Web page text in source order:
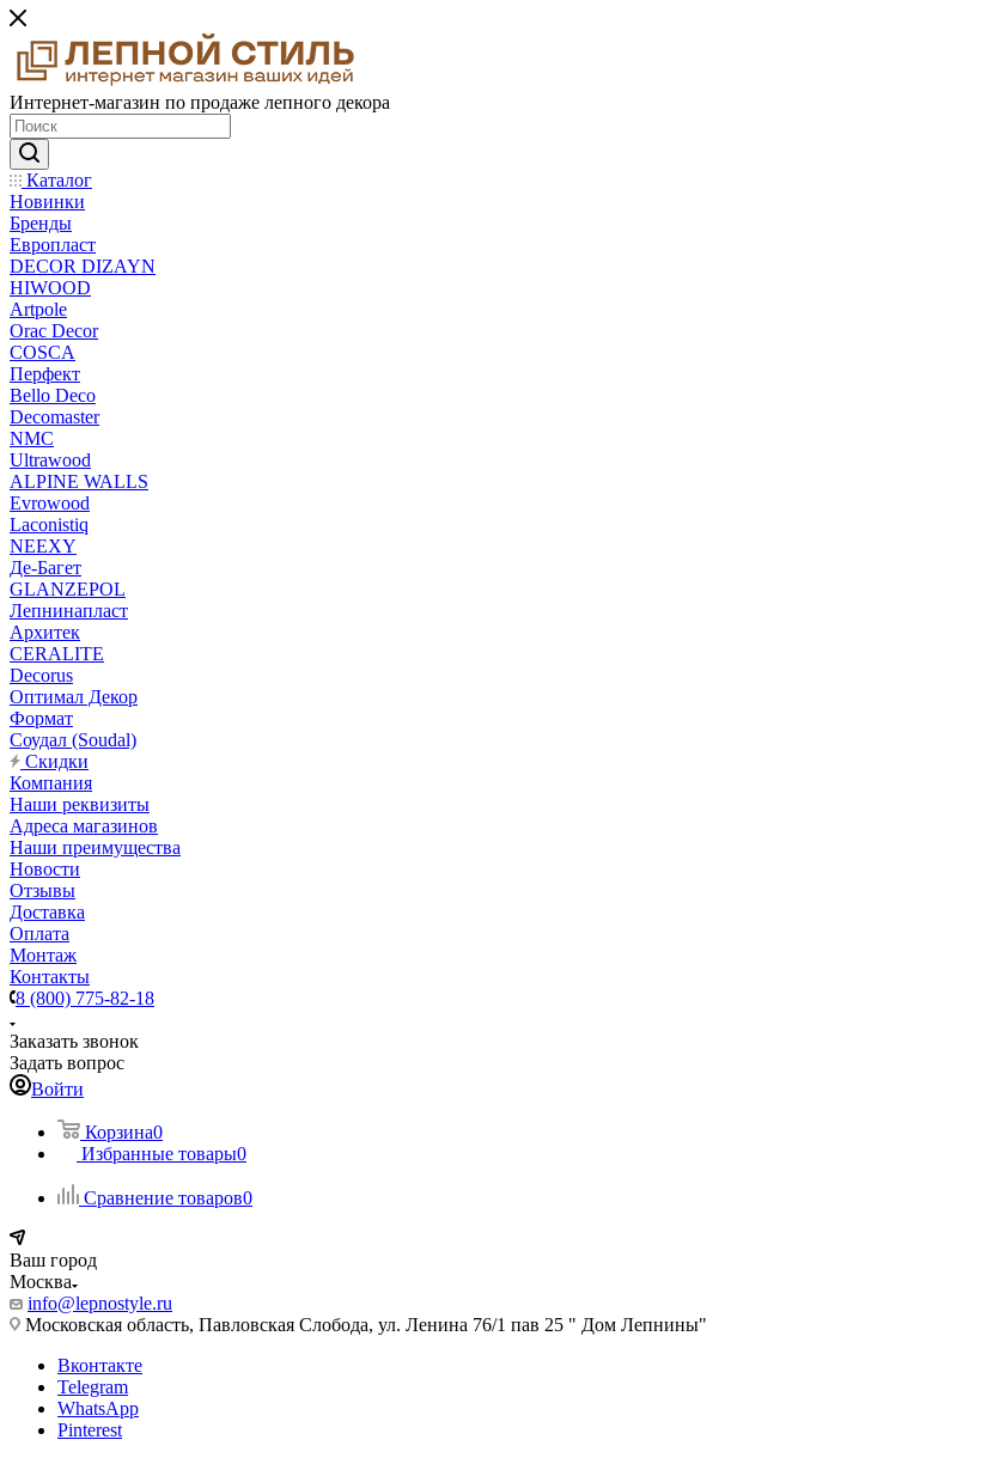
Интернет-магазин по продаже лепного декора
Каталог
Новинки
Бренды
Европласт
DECOR DIZAYN
HIWOOD
Artpole
Orac Decor
COSCA
Перфект
Bello Deco
Decomaster
NMС
Ultrawood
ALPINE WALLS
Evrowood
Laconistiq
NEEXY
Де-Багет
GLANZEPOL
Лепнинапласт
Архитек
CERALITE
Decorus
Оптимал Декор
Формат
Соудал (Soudal)
Скидки
Компания
Наши реквизиты
Адреса магазинов
Наши преимущества
Новости
Отзывы
Доставка
Оплата
Монтаж
Контакты
8 (800) 775-82-18
Заказать звонок
Задать вопрос
Войти
Корзина0
Избранные товары0
Сравнение товаров0
Ваш город
Москва
info@lepnostyle.ru
Московская область, Павловская Слобода, ул. Ленина 76/1 пав 25 " Дом Лепнины"
Вконтакте
Telegram
WhatsApp
Pinterest